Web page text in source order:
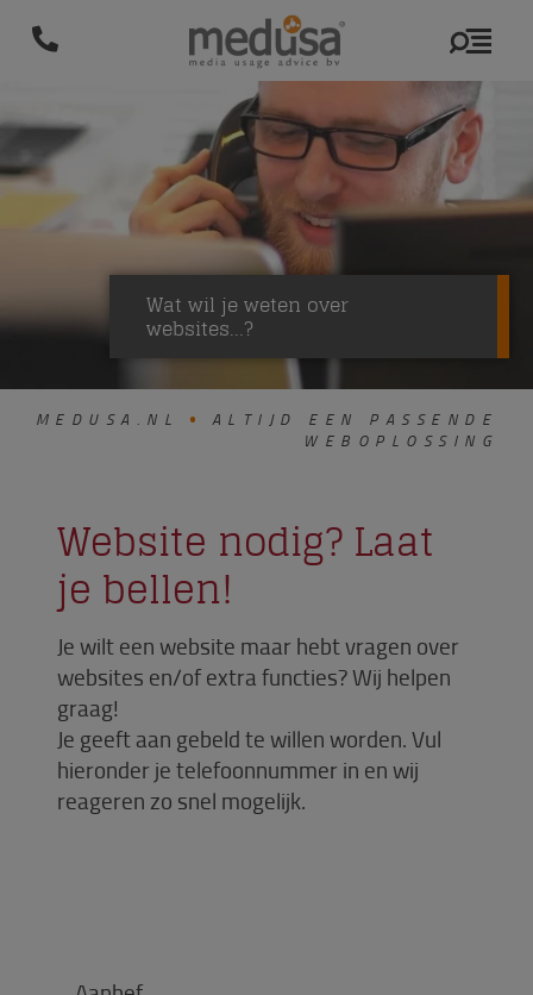
Wat wil je weten over
websites...?
MEDUSA.NL
ALTIJD EEN PASSENDE
WEBOPLOSSING
Website nodig? Laat
je bellen!
Je wilt een website maar hebt vragen over
websites en/of extra functies? Wij helpen
graag!
Je geeft aan gebeld te willen worden. Vul
hieronder je telefoonnummer in en wij
reageren zo snel mogelijk.